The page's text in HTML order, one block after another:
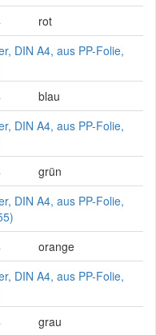
rot
DIN A4, aus PP-Folie,
blau
DIN A4, aus PP-Folie,
grün
DIN A4, aus PP-Folie,
orange
DIN A4, aus PP-Folie,
grau